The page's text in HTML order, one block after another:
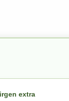
extra